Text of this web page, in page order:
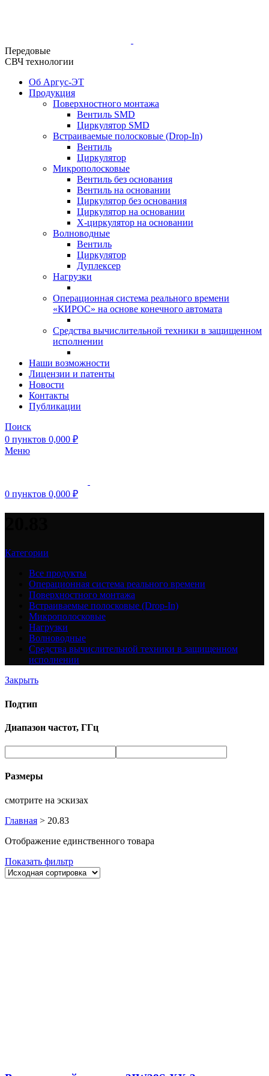
Передовые
СВЧ технологии
Об Аргус-ЭТ
Продукция
Поверхностного монтажа
Вентиль SMD
Циркулятор SMD
Встраиваемые полосковые (Drop-In)
Вентиль
Циркулятор
Микрополосковые
Вентиль без основания
Вентиль на основании
Циркулятор без основания
Циркулятор на основании
Х-циркулятор на основании
Волноводные
Вентиль
Циркулятор
Дуплексер
Нагрузки
Операционная система реального времени
«КИРОС» на основе конечного автомата
Средства вычислительной техники в защищенном
исполнении
Наши возможности
Лицензии и патенты
Новости
Контакты
Публикации
Поиск
0 пунктов 0,000 ₽
Меню
0 пунктов 0,000 ₽
Категории
Все продукты
Операционная система реального времени
Поверхностного монтажа
Встраиваемые полосковые (Drop-In)
Микрополосковые
Нагрузки
Волноводные
Средства вычислительной техники в защищенном
исполнении
Закрыть
Подтип
Диапазон частот, ГГц
Размеры
смотрите на эскизах
Главная > 20.83
Отображение единственного товара
Показать фильтр